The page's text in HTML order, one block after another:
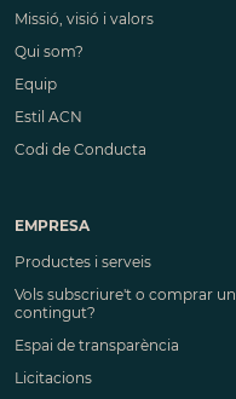
Missió, visió i valors
Qui som?
Equip
Estil ACN
Codi de Conducta
EMPRESA
Productes i serveis
Vols subscriure't o comprar un
contingut?
Espai de transparència
Licitacions